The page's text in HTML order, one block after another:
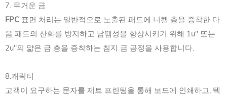
7. 무거운 금
FPC 표면 처리는 일반적으로 노출된 패드에 니켈 층을 증착한 다
음 패드의 산화를 방지하고 납땜성을 향상시키기 위해 1u" 또는
2u"의 얇은 금 층을 증착하는 침지 금 공정을 사용합니다.
8.캐릭터
고객이 요구하는 문자를 제트 프린팅을 통해 보드에 인쇄하고, 텍